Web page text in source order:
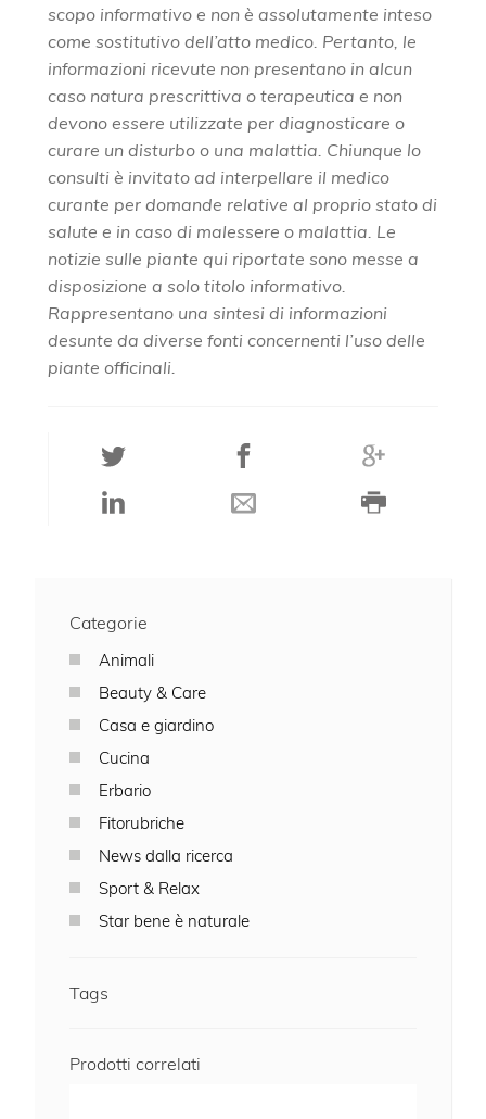
scopo informativo e non è assolutamente inteso
come sostitutivo dell’atto medico. Pertanto, le
informazioni ricevute non presentano in alcun
caso natura prescrittiva o terapeutica e non
devono essere utilizzate per diagnosticare o
curare un disturbo o una malattia. Chiunque lo
consulti è invitato ad interpellare il medico
curante per domande relative al proprio stato di
salute e in caso di malessere o malattia. Le
notizie sulle piante qui riportate sono messe a
disposizione a solo titolo informativo.
Rappresentano una sintesi di informazioni
desunte da diverse fonti concernenti l’uso delle
piante officinali.
Categorie
Animali
Beauty & Care
Casa e giardino
Cucina
Erbario
Fitorubriche
News dalla ricerca
Sport & Relax
Star bene è naturale
Tags
Prodotti correlati